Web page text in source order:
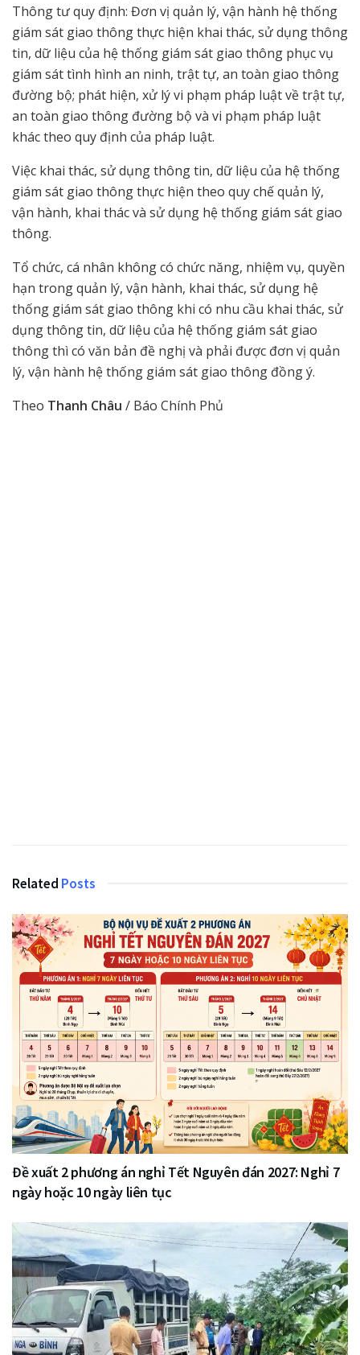
Thông tư quy định: Đơn vị quản lý, vận hành hệ thống
giám sát giao thông thực hiện khai thác, sử dụng thông
tin, dữ liệu của hệ thống giám sát giao thông phục vụ
giám sát tình hình an ninh, trật tự, an toàn giao thông
đường bộ; phát hiện, xử lý vi phạm pháp luật về trật tự,
an toàn giao thông đường bộ và vi phạm pháp luật
khác theo quy định của pháp luật.
Việc khai thác, sử dụng thông tin, dữ liệu của hệ thống
giám sát giao thông thực hiện theo quy chế quản lý,
vận hành, khai thác và sử dụng hệ thống giám sát giao
thông.
Tổ chức, cá nhân không có chức năng, nhiệm vụ, quyền
hạn trong quản lý, vận hành, khai thác, sử dụng hệ
thống giám sát giao thông khi có nhu cầu khai thác, sử
dụng thông tin, dữ liệu của hệ thống giám sát giao
thông thì có văn bản đề nghị và phải được đơn vị quản
lý, vận hành hệ thống giám sát giao thông đồng ý.
Theo Thanh Châu / Báo Chính Phủ
Related Posts
Đề xuất 2 phương án nghỉ Tết Nguyên đán 2027: Nghỉ 7
ngày hoặc 10 ngày liên tục